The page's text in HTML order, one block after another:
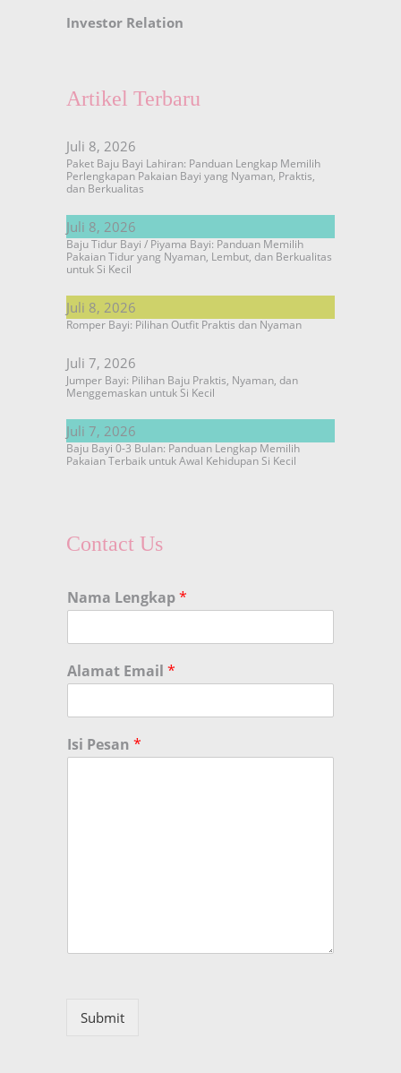
Investor Relation
Artikel Terbaru
Juli 8, 2026
Paket Baju Bayi Lahiran: Panduan Lengkap Memilih
Perlengkapan Pakaian Bayi yang Nyaman, Praktis,
dan Berkualitas
Juli 8, 2026
Baju Tidur Bayi / Piyama Bayi: Panduan Memilih
Pakaian Tidur yang Nyaman, Lembut, dan Berkualitas
untuk Si Kecil
Juli 8, 2026
Romper Bayi: Pilihan Outfit Praktis dan Nyaman
Juli 7, 2026
Jumper Bayi: Pilihan Baju Praktis, Nyaman, dan
Menggemaskan untuk Si Kecil
Juli 7, 2026
Baju Bayi 0-3 Bulan: Panduan Lengkap Memilih
Pakaian Terbaik untuk Awal Kehidupan Si Kecil
Contact Us
Nama Lengkap*
Alamat Email *
Isi Pesan *
Submit